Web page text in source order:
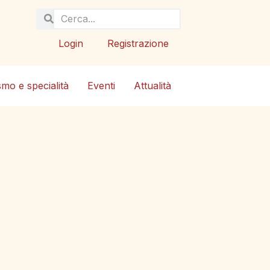
Login Registrazione
e specialità Eventi Attualità